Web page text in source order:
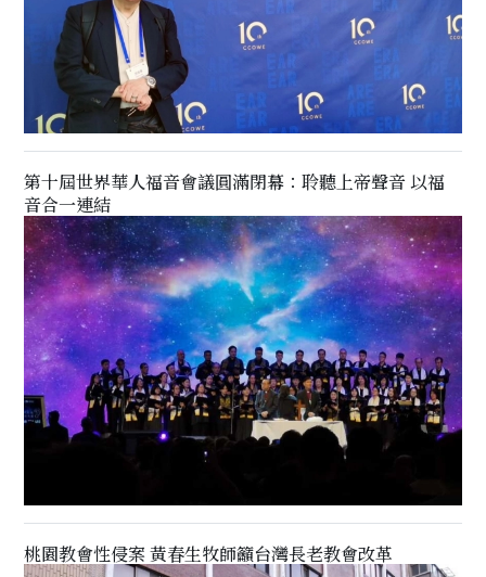
第十屆世界華人福音會議圓滿閉幕：聆聽上帝聲音 以福
音合一連結
桃園教會性侵案 黃春生牧師籲台灣長老教會改革